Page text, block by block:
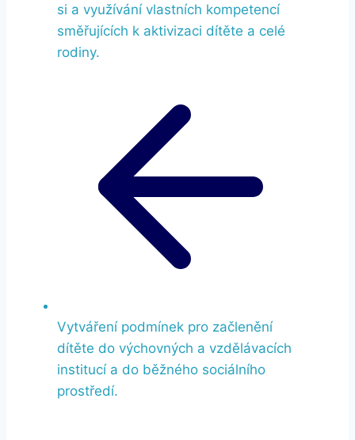
si a využívání vlastních kompetencí
směřujících k aktivizaci dítěte a celé
rodiny.
Vytváření podmínek pro začlenění
dítěte do výchovných a vzdělávacích
institucí a do běžného sociálního
prostředí.